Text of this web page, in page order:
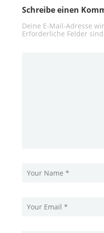
Schreibe einen
Deine E-Mail-Adresse
Erforderliche Felder